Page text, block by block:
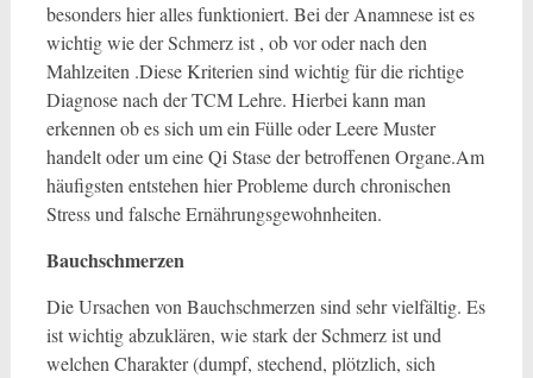
besonders hier alles funktioniert. Bei der Anamnese ist es
wichtig wie der Schmerz ist , ob vor oder nach den
Mahlzeiten .Diese Kriterien sind wichtig für die richtige
Diagnose nach der TCM Lehre. Hierbei kann man
erkennen ob es sich um ein Fülle oder Leere Muster
handelt oder um eine Qi Stase der betroffenen Organe.Am
häufigsten entstehen hier Probleme durch chronischen
Stress und falsche Ernährungsgewohnheiten.
Bauchschmerzen
Die Ursachen von Bauchschmerzen sind sehr vielfältig. Es
ist wichtig abzuklären, wie stark der Schmerz ist und
welchen Charakter (dumpf, stechend, plötzlich, sich